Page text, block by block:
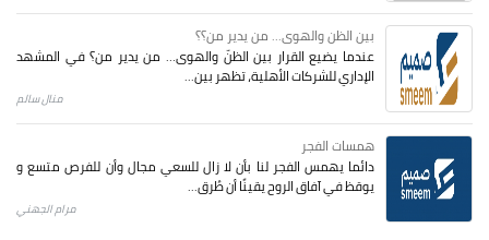
بين الظن والهوى... من يدير من؟؟
عندما يضيع القرار بين الظنّ والهوى… من يدير من؟ في المشهد
الإداري للشركات الأهلية، تظهر بين...
منال سالم
همسات الفجر
دائما يهمس الفجر لنا بأن لا زال للسعي مجال وأن للفرص متسع و
يوقظ في آفاق الروح يقينًا أن طُرق...
مرام الجهني